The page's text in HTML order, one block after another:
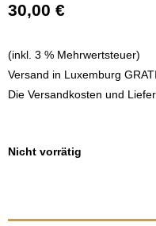
30,00 €
(inkl. 3 % Mehrwertsteuer)
Versand in Luxemburg
Die Versandkosten und
Nicht vorrätig